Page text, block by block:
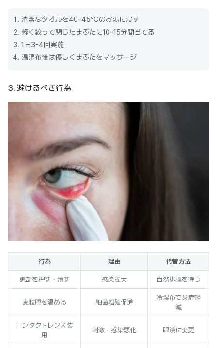
清潔なタオルを40-45℃のお湯に浸す
軽く絞って閉じたまぶたに10-15分間当てる
1日3-4回実施
温湿布後は優しくまぶたをマッサージ
3. 避けるべき行為
行為 理由 代替方法
患部を押す・潰す 感染拡大 自然排膿を待つ
麦粒腫を温める 細菌増殖促進
冷湿布で炎症軽
減
コンタクトレンズ装
用
刺激・感染悪化 眼鏡に変更